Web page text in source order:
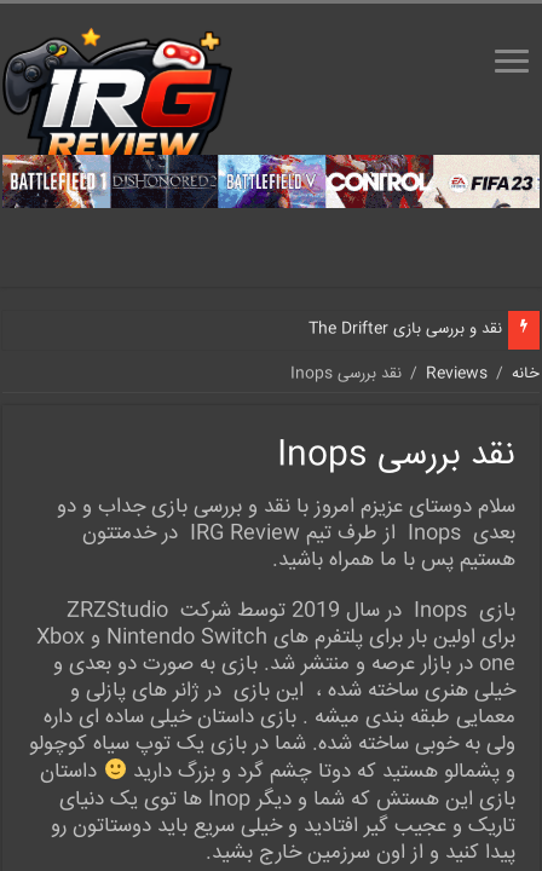
نقد و بررسی بازی The Drifter
خانه /
Reviews
/ نقد بررسی Inops
نقد بررسی Inops
سلام دوستای عزیزم امروز با نقد و بررسی بازی جداب و دو
بعدی Inops از طرف تیم IRG Review در خدمتتون
هستیم پس با ما همراه باشید.
برای اولین بار برای پلتفرم های Nintendo Switch و Xbox
one در بازار عرصه و منتشر شد. بازی به صورت دو بعدی و
خیلی هنری ساخته شده ، این بازی در ژانر های پازلی و
معمایی طبقه بندی میشه . بازی داستان خیلی ساده ای داره
ولی به خوبی ساخته شده. شما در بازی یک توپ سیاه کوچولو
و پشمالو هستید که دوتا چشم گرد و بزرگ دارید
داستان
بازی این هستش که شما و دیگر Inop ها توی یک دنیای
تاریک و عجیب گیر افتادید و خیلی سریع باید دوستاتون رو
پیدا کنید و از اون سرزمین خارج بشید.